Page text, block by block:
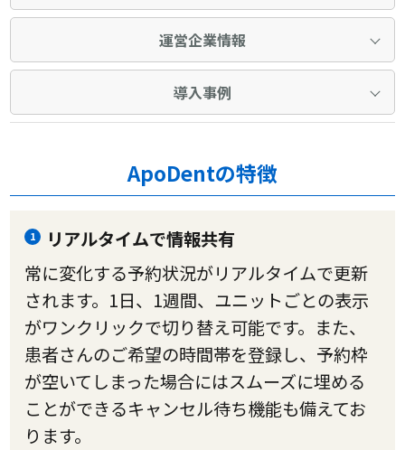
運営企業情報
導入事例
ApoDentの特徴
1
リアルタイムで情報共有
常に変化する予約状況がリアルタイムで更新
されます。1日、1週間、ユニットごとの表示
がワンクリックで切り替え可能です。また、
患者さんのご希望の時間帯を登録し、予約枠
が空いてしまった場合にはスムーズに埋める
ことができるキャンセル待ち機能も備えてお
ります。